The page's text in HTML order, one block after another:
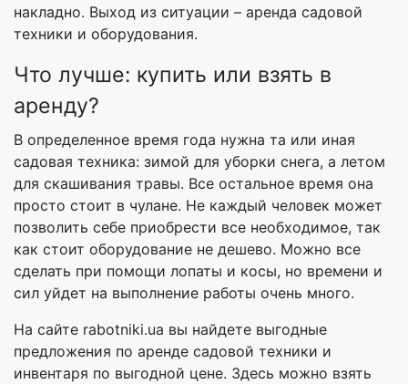
накладно. Выход из ситуации – аренда садовой
техники и оборудования.
Что лучше: купить или взять в
аренду?
В определенное время года нужна та или иная
садовая техника: зимой для уборки снега, а летом
для скашивания травы. Все остальное время она
просто стоит в чулане. Не каждый человек может
позволить себе приобрести все необходимое, так
как стоит оборудование не дешево. Можно все
сделать при помощи лопаты и косы, но времени и
сил уйдет на выполнение работы очень много.
На сайте rabotniki.ua вы найдете выгодные
предложения по аренде садовой техники и
инвентаря по выгодной цене. Здесь можно взять